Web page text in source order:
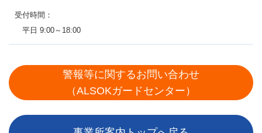
受付時間：
平日 9:00～18:00
警報等に関するお問い合わせ
（ALSOKガードセンター）